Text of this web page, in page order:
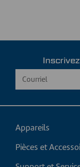
Appareils
Pièces et